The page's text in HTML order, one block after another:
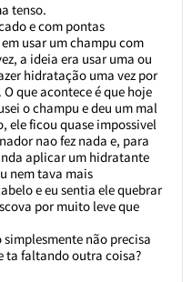
tenso.
e com pontas
usar um champu com
a ideia era usar uma ou
hidratação uma vez por
que acontece é que hoje
o champu e deu um mal
ele ficou quase impossivel
nao fez nada e, para
aplicar um hidratante
nem tava mais
e eu sentia ele quebrar
por muito leve que
simplesmente não precisa
ta faltando outra coisa?